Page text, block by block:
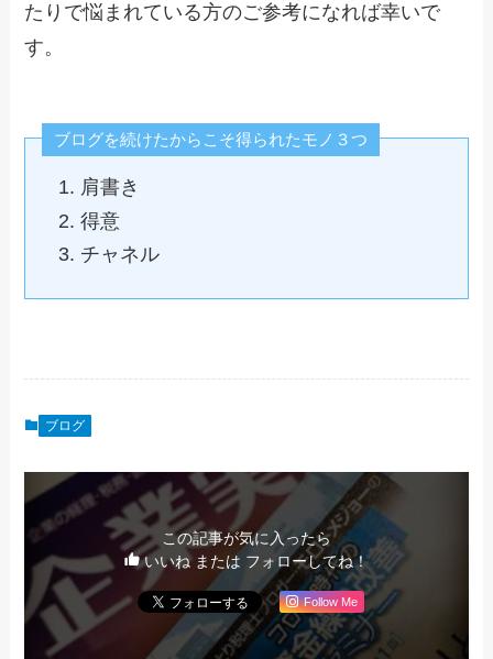
たりで悩まれている方のご参考になれば幸いで
す。
ブログを続けたからこそ得られたモノ３つ
肩書き
得意
チャネル
ブログ
この記事が気に入ったら
いいね または フォローしてね！
Follow Me